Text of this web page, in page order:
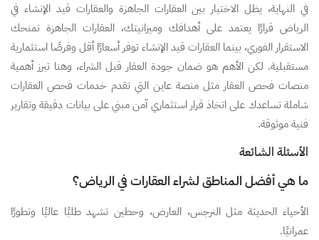
في النهاية، يظل الاختيار بين العقارات الجاهزة والعقارات قيد الإنشاء في
الرياض قرارًا يعتمد على أهدافك وميزانيتك، العقارات الجاهزة تمنحك
الاستقرار الفوري، بينما العقارات قيد الإنشاء توفر أسعارًا أقل وفرصًا استثمارية
مستقبلية. لكن الأهم هو ضمان جودة العقار قبل الشراء، وهنا تبرز أهمية
منصات فحص العقار مثل منصة عاين التي تقدم خدمات فحص العقارات
شاملة تساعدك على اتخاذ قرار استثماري آمن مبني على بيانات دقيقة وتقارير
فنية موثوقة.
الأسئلة الشائعة
ما هي أفضل المناطق لشراء العقارات في الرياض؟
الأحياء الحديثة مثل النرجس، العارض، وحطين تشهد طلبًا عاليًا وتطورًا
عمرانيًا.